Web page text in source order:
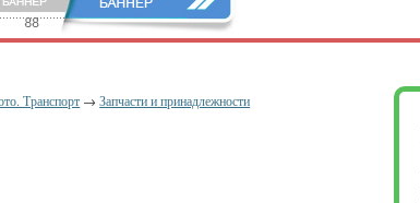
Транспорт →Запчасти и принадлежности